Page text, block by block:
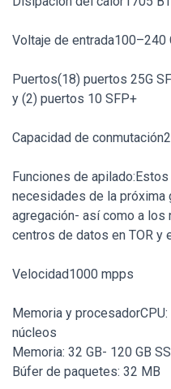
Voltaje de entrada100–240
Puertos(18) puertos 25G
y (2) puertos 10 SFP+
Capacidad de
Funciones de
necesidades de la próxima
agregación- así como a
centros de datos en TOR y
Velocidad1000 mpps
Memoria y
núcleos
Memoria: 32 GB- 120 GB
Búfer de paquetes: 32 MB